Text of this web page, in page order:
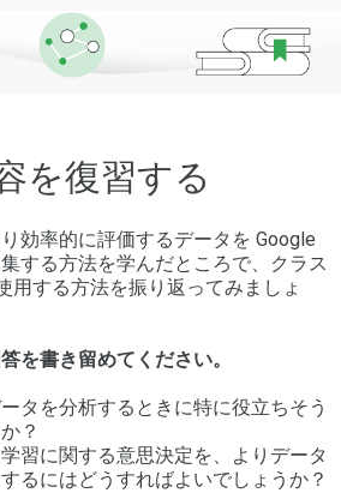
を復習する
効率的に評価するデータを Google
する方法を学んだところで、クラス
用する方法を振り返ってみましょ
を書き留めてください。
タを分析するときに特に役立ちそう
？
習に関する意思決定を、よりデータ
るにはどうすればよいでしょうか？